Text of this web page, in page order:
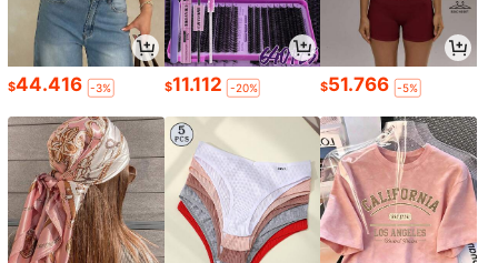
$44.416 -3% $11.112 -20% $51.766 -5%